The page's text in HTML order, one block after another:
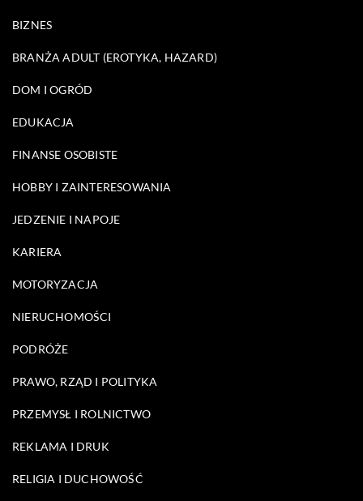
BIZNES
BRANŻA ADULT (EROTYKA, HAZARD)
DOM I OGRÓD
EDUKACJA
FINANSE OSOBISTE
HOBBY I ZAINTERESOWANIA
JEDZENIE I NAPOJE
KARIERA
MOTORYZACJA
NIERUCHOMOŚCI
PODRÓŻE
PRAWO, RZĄD I POLITYKA
PRZEMYSŁ I ROLNICTWO
REKLAMA I DRUK
RELIGIA I DUCHOWOŚĆ